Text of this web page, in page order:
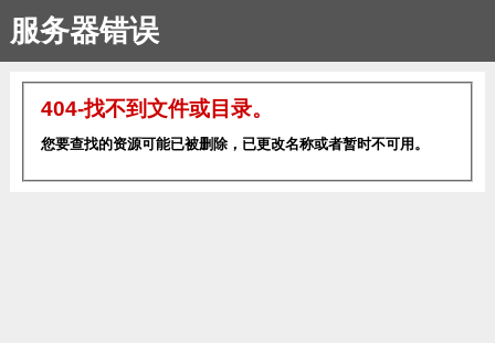
服务器错误
404-找不到文件或目录。
您要查找的资源可能已被删除，已更改名称或者暂时不可用。